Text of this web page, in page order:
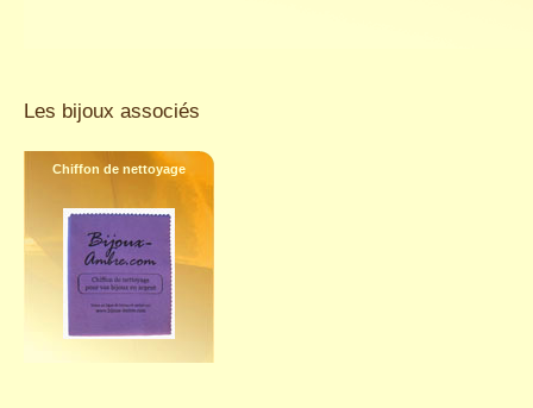
Les bijoux associés
Chiffon de nettoyage